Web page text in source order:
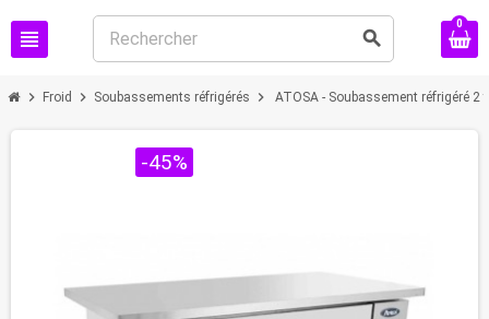
view_headline search
0
chevron_right Froid chevron_right Soubassements réfrigérés chevron_right ATOSA - Soubassement réfrigéré 2
-45%